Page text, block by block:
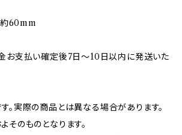
約60mm
お支払い確定後7日〜10日以内に発送いた
。実際の商品とは異なる場合があります。
そのものとなります。